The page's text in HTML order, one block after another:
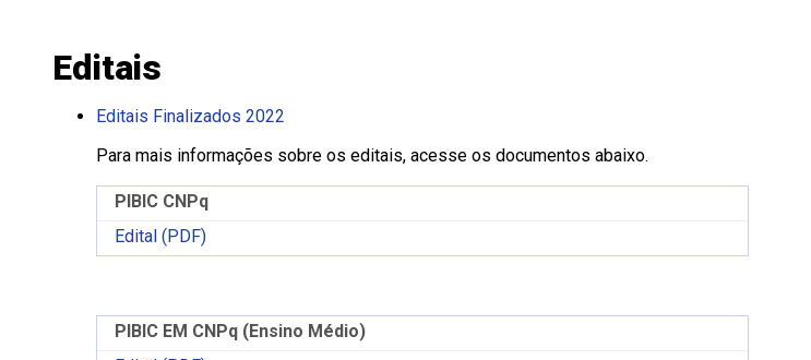
Editais
Editais Finalizados 2022
Para mais informações sobre os editais, acesse os documentos abaixo.
PIBIC CNPq
Edital (PDF)
PIBIC EM CNPq (Ensino Médio)